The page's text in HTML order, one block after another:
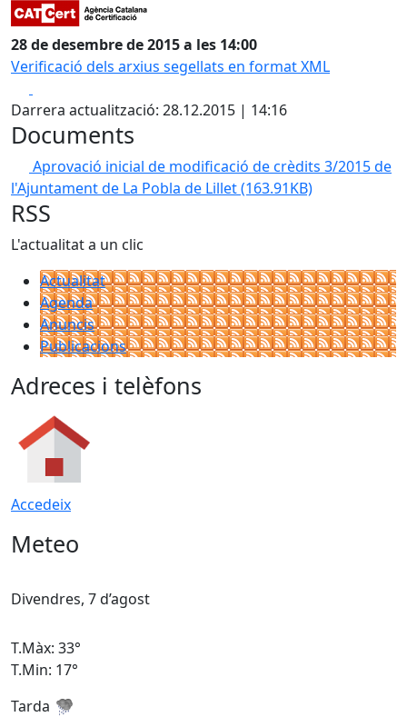
28 de desembre de 2015 a les 14:00
Verificació dels arxius segellats en format XML
Darrera actualització: 28.12.2015 | 14:16
Documents
Aprovació inicial de modificació de crèdits 3/2015 de
l'Ajuntament de La Pobla de Lillet(163.91KB)
RSS
L'actualitat a un clic
Actualitat
Agenda
Anuncis
Publicacions
Adreces i telèfons
Accedeix
Meteo
Divendres, 7 d’agost
T.Màx: 33°
T.Min: 17°
Tarda